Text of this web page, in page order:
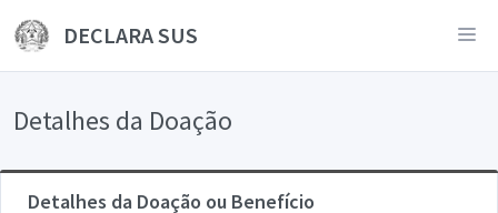
DECLARA SUS
Detalhes da Doação
Detalhes da Doação ou Benefício